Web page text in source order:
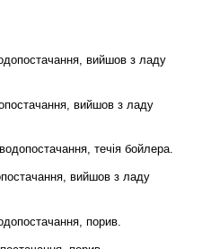
вийшов з ладу
вийшов з ладу
течія бойлера.
вийшов з ладу
порив.